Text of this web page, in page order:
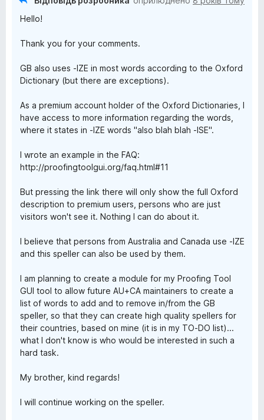
Hello!
Thank you for your comments.
GB also uses -IZE in most words according to the Oxford
Dictionary (but there are exceptions).
As a premium account holder of the Oxford Dictionaries, I
have access to more information regarding the words,
where it states in -IZE words "also blah blah -ISE".
I wrote an example in the FAQ:
http://proofingtoolgui.org/faq.html#11
But pressing the link there will only show the full Oxford
description to premium users, persons who are just
visitors won't see it. Nothing I can do about it.
I believe that persons from Australia and Canada use -IZE
and this speller can also be used by them.
I am planning to create a module for my Proofing Tool
GUI tool to allow future AU+CA maintainers to create a
list of words to add and to remove in/from the GB
speller, so that they can create high quality spellers for
their countries, based on mine (it is in my TO-DO list)...
what I don't know is who would be interested in such a
hard task.
My brother, kind regards!
I will continue working on the speller.